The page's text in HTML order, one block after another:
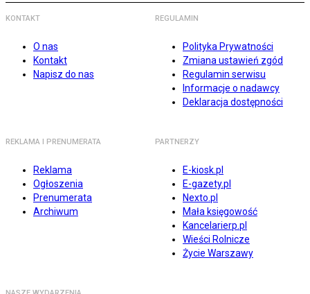
KONTAKT
O nas
Kontakt
Napisz do nas
REGULAMIN
Polityka Prywatności
Zmiana ustawień zgód
Regulamin serwisu
Informacje o nadawcy
Deklaracja dostępności
REKLAMA I PRENUMERATA
Reklama
Ogłoszenia
Prenumerata
Archiwum
PARTNERZY
E-kiosk.pl
E-gazety.pl
Nexto.pl
Mała księgowość
Kancelarierp.pl
Wieści Rolnicze
Życie Warszawy